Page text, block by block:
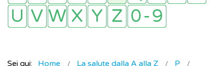
Sei qui: Home La salute dalla A alla Z
P